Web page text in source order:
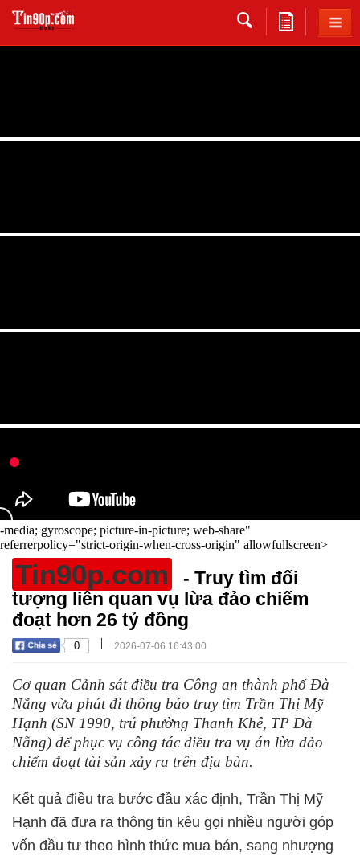
-media; gyroscope; picture-in-picture; web-share"
referrerpolicy="strict-origin-when-cross-origin" allowfullscreen>
Tin90p.com
- Truy tìm đối
tượng liên quan vụ lừa đảo chiếm
đoạt hơn 26 tỷ đồng
0 | 2026-07-06 16:43:00
Cơ quan Cảnh sát điều tra Công an thành phố Đà
Nẵng vừa phát đi thông báo truy tìm Trần Thị Mỹ
Hạnh (SN 1990, trú phường Thanh Khê, TP Đà
Nẵng) để phục vụ công tác điều tra vụ án lừa đảo
chiếm đoạt tài sản xảy ra trên địa bàn.
Kết quả điều tra bước đầu xác định, Trần Thị Mỹ
Hạnh đã đưa ra thông tin kêu gọi nhiều người góp
vốn đầu tư theo hình thức mua bán, sang nhượng